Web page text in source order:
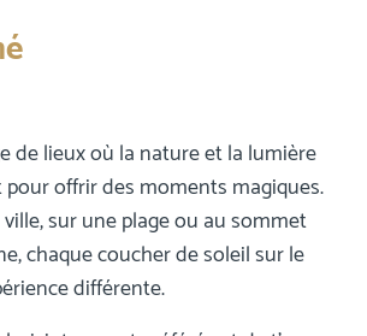
de lieux où la nature et la lumière
offrir des moments magiques.
sur une plage ou au sommet
chaque coucher de soleil sur le
différente.